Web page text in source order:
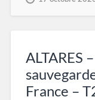
ALTARES
France –